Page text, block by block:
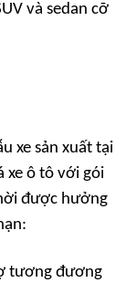
và sedan cỡ
xe sản xuất tại
xe ô tô với gói
được hưởng
tương đương